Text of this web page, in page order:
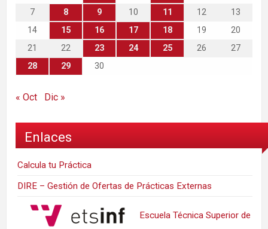
7
8 9 10 11 12
13
14
15 16 17 18 19
20
21
22 23 24 25 26
27
28
29 30
« Oct Dic »
Enlaces
Calcula tu Práctica
DIRE – Gestión de Ofertas de Prácticas Externas
Escuela Técnica Superior de